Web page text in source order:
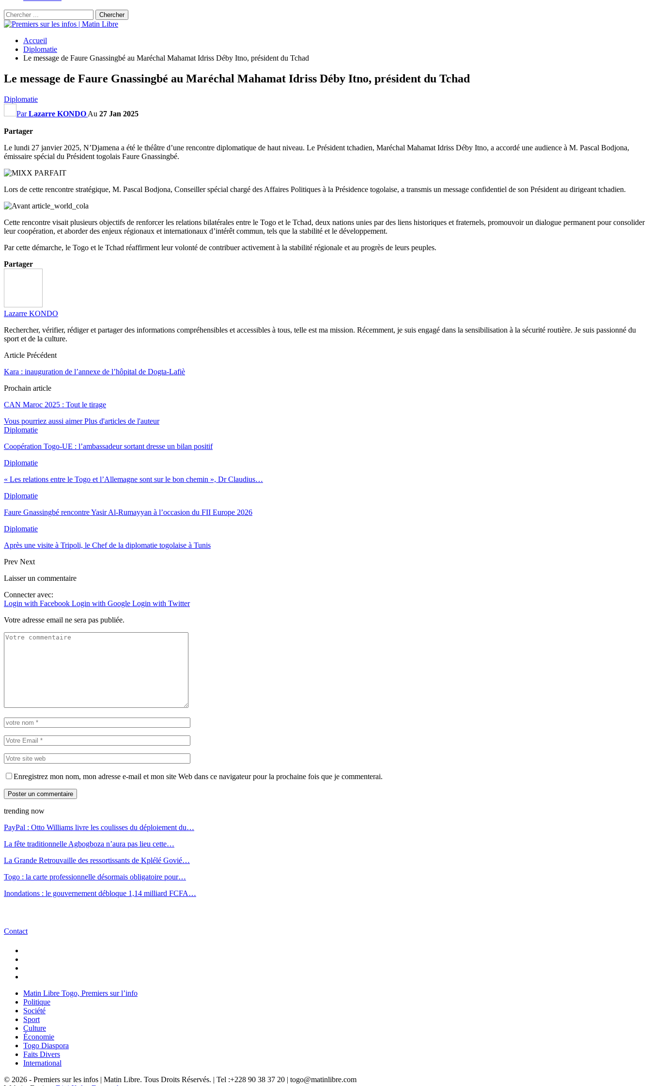
Accueil
Diplomatie
Le message de Faure Gnassingbé au Maréchal Mahamat Idriss Déby Itno, président du Tchad
Le message de Faure Gnassingbé au Maréchal Mahamat Idriss Déby Itno, président du Tchad
Diplomatie
ParLazarre KONDO Au 27 Jan 2025
Partager
Le lundi 27 janvier 2025, N’Djamena a été le théâtre d’une rencontre diplomatique de haut niveau. Le Président tchadien, Maréchal Mahamat Idriss Déby Itno, a accordé une audience à M. Pascal Bodjona,
émissaire spécial du Président togolais Faure Gnassingbé.
Lors de cette rencontre stratégique, M. Pascal Bodjona, Conseiller spécial chargé des Affaires Politiques à la Présidence togolaise, a transmis un message confidentiel de son Président au dirigeant tchadien.
Cette rencontre visait plusieurs objectifs de renforcer les relations bilatérales entre le Togo et le Tchad, deux nations unies par des liens historiques et fraternels, promouvoir un dialogue permanent pour consolider
leur coopération, et aborder des enjeux régionaux et internationaux d’intérêt commun, tels que la stabilité et le développement.
Par cette démarche, le Togo et le Tchad réaffirment leur volonté de contribuer activement à la stabilité régionale et au progrès de leurs peuples.
Partager
Lazarre KONDO
Rechercher, vérifier, rédiger et partager des informations compréhensibles et accessibles à tous, telle est ma mission. Récemment, je suis engagé dans la sensibilisation à la sécurité routière. Je suis passionné du
sport et de la culture.
Article Précédent
Kara : inauguration de l’annexe de l’hôpital de Dogta-Lafiè
Prochain article
CAN Maroc 2025 : Tout le tirage
Vous pourriez aussi aimer Plus d'articles de l'auteur
Diplomatie
Coopération Togo-UE : l’ambassadeur sortant dresse un bilan positif
Diplomatie
« Les relations entre le Togo et l’Allemagne sont sur le bon chemin », Dr Claudius…
Diplomatie
Faure Gnassingbé rencontre Yasir Al-Rumayyan à l’occasion du FII Europe 2026
Diplomatie
Après une visite à Tripoli, le Chef de la diplomatie togolaise à Tunis
Prev Next
Laisser un commentaire
Connecter avec:
Login with Facebook Login with Google Login with Twitter
Votre adresse email ne sera pas publiée.
Enregistrez mon nom, mon adresse e-mail et mon site Web dans ce navigateur pour la prochaine fois que je commenterai.
trending now
PayPal : Otto Williams livre les coulisses du déploiement du…
La fête traditionnelle Agbogboza n’aura pas lieu cette…
La Grande Retrouvaille des ressortissants de Kplélé Govié…
Togo : la carte professionnelle désormais obligatoire pour…
Inondations : le gouvernement débloque 1,14 milliard FCFA…
Contact
Matin Libre Togo, Premiers sur l’info
Politique
Société
Sport
Culture
Économie
Togo Diaspora
Faits Divers
International
© 2026 - Premiers sur les infos | Matin Libre. Tous Droits Réservés. | Tel :+228 90 38 37 20 | togo@matinlibre.com